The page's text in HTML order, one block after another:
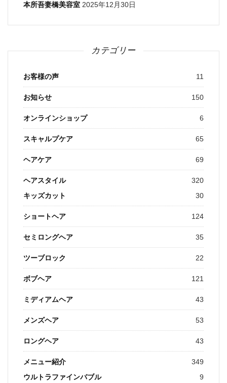
本所吾妻橋美容室 2025年12月30日
カテゴリー
お客様の声 11
お知らせ 150
オンラインショップ 6
スキャルプケア 65
ヘアケア 69
ヘアスタイル
320
キッズカット
30
ショートヘア 124
セミロングヘア 35
ツーブロック 22
ボブヘア 121
ミディアムヘア 43
メンズヘア 53
ロングヘア 43
メニュー紹介
349
ウルトラファインバブル
9